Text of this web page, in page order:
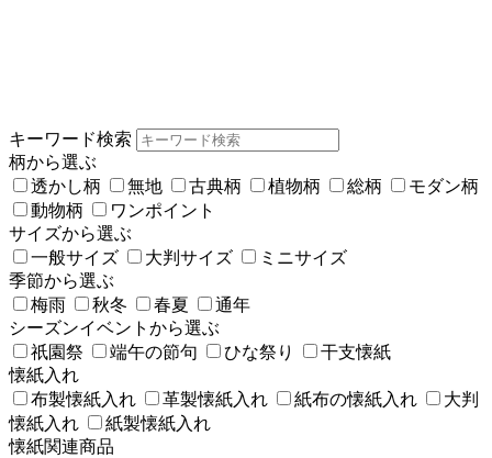
キーワード検索
柄から選ぶ
透かし柄
無地 古典柄 植物柄 総柄
モダン柄
動物柄
ワンポイント
サイズから選ぶ
一般サイズ
大判サイズ
ミニサイズ
季節から選ぶ
梅雨
秋冬 春夏
通年
シーズンイベントから選ぶ
祇園祭
端午の節句 ひな祭り
干支懐紙
懐紙入れ
布製懐紙入れ
革製懐紙入れ 紙布の懐紙入れ
大判
懐紙入れ
紙製懐紙入れ
懐紙関連商品